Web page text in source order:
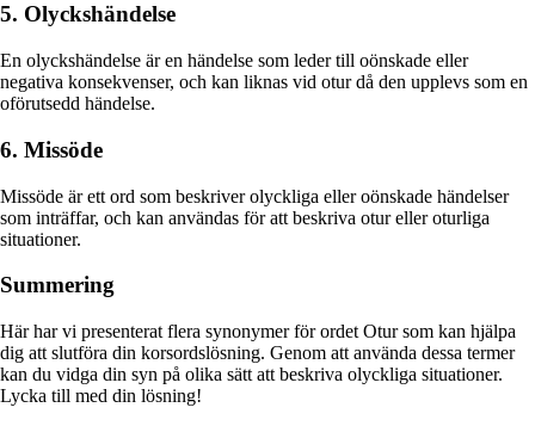
5. Olyckshändelse
En olyckshändelse är en händelse som leder till oönskade eller
negativa konsekvenser, och kan liknas vid otur då den upplevs som en
oförutsedd händelse.
6. Missöde
Missöde är ett ord som beskriver olyckliga eller oönskade händelser
som inträffar, och kan användas för att beskriva otur eller oturliga
situationer.
Summering
Här har vi presenterat flera synonymer för ordet Otur som kan hjälpa
dig att slutföra din korsordslösning. Genom att använda dessa termer
kan du vidga din syn på olika sätt att beskriva olyckliga situationer.
Lycka till med din lösning!